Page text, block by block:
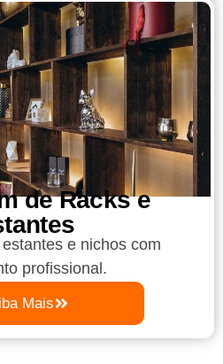
de Racks e
e nichos com
profissional.
Mais